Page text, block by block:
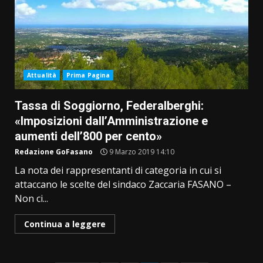
Attualità Prima Pagina
Tassa di Soggiorno, Federalberghi:
«Imposizioni dall’Amministrazione e
aumenti dell’800 per cento»
Redazione GoFasano 9 Marzo 2019 14:10
La nota dei rappresentanti di categoria in cui si
attaccano le scelte del sindaco Zaccaria FASANO –
Non ci...
Continua a leggere